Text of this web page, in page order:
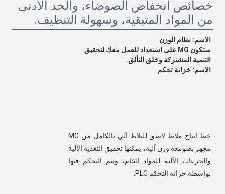
خصائص انخفاض الضوضاء، والحد الأدنى
من المواد المتبقية، وسهولة التنظيف.
الاسم: نظام الوزن
ستكون MG على استعداد للعمل معك لتحقيق
التنمية المشتركة وخلق التألق.
الاسم: خزانة تحكم
بواسطة خزانة التحكم PLC.